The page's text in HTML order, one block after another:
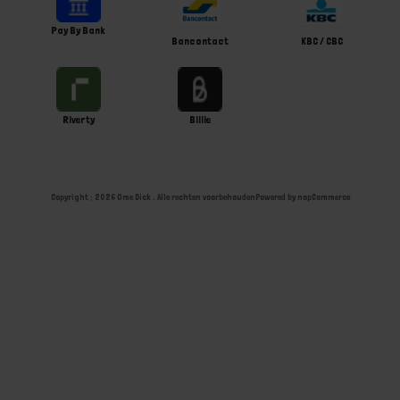
Pay By Bank
Bancontact
KBC / CBC
Riverty Billie
Copyright ; 2026 Ome Dick . Alle rechten voorbehoudenPowered by nopCommerce